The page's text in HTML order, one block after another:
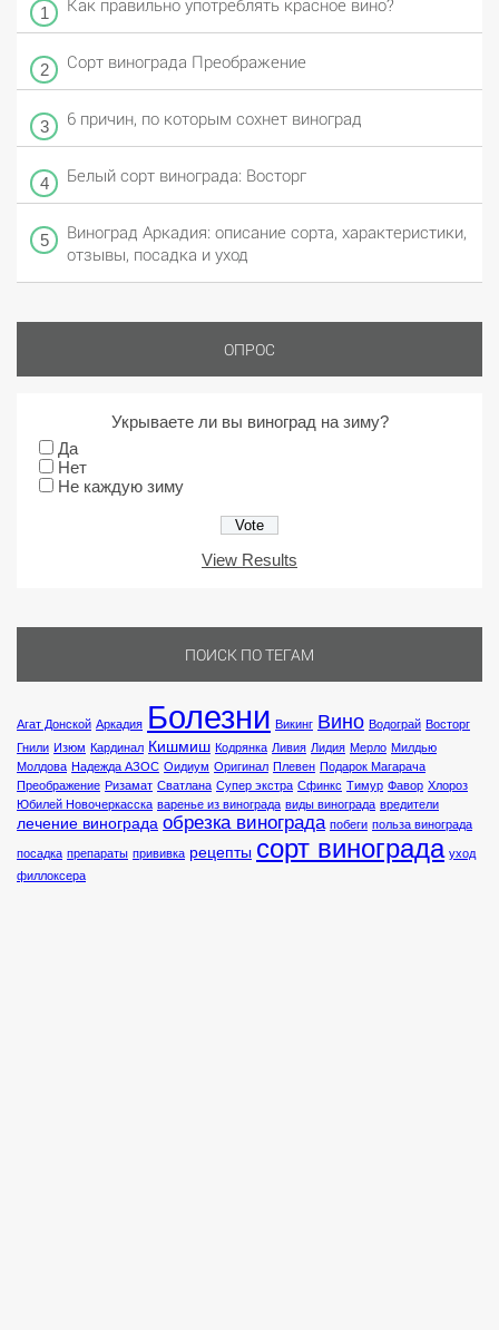
Как правильно употреблять красное вино?
Сорт винограда Преображение
6 причин, по которым сохнет виноград
Белый сорт винограда: Восторг
Виноград Аркадия: описание сорта, характеристики,
отзывы, посадка и уход
ОПРОС
Укрываете ли вы виноград на зиму?
Да
Нет
Не каждую зиму
View Results
ПОИСК ПО ТЕГАМ
Агат Донской Аркадия Болезни Викинг Вино Водограй Восторг
Гнили Изюм Кардинал Кишмиш Кодрянка Ливия Лидия Мерло Милдью
Молдова Надежда АЗОС Оидиум Оригинал Плевен Подарок Магарача
Преображение Ризамат Сватлана Супер экстра Сфинкс Тимур Фавор Хлороз
Юбилей Новочеркасска варенье из винограда виды винограда вредители
лечение винограда обрезка винограда побеги польза винограда
посадка препараты прививка рецепты сорт винограда уход
филлоксера